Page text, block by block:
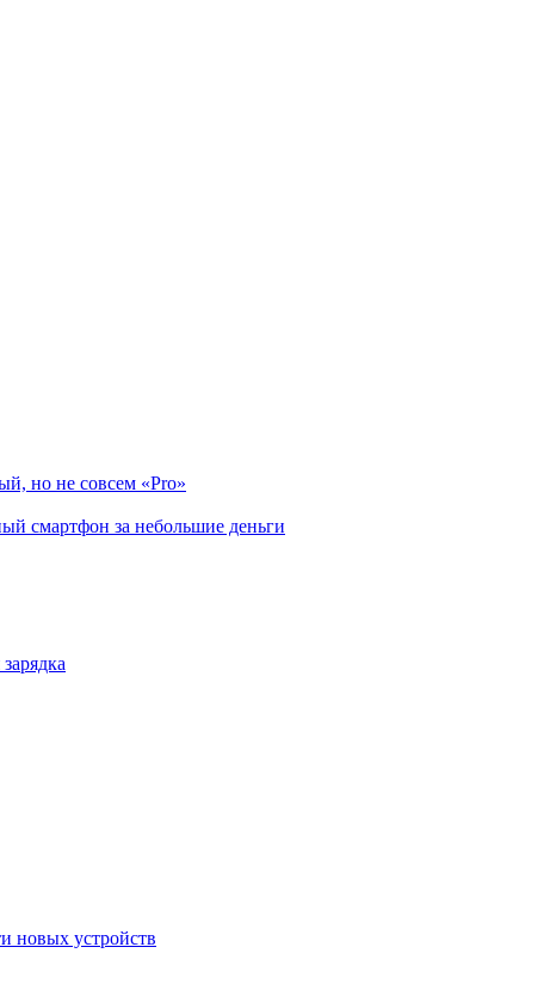
но не совсем «Pro»
смартфон за небольшие деньги
новых устройств